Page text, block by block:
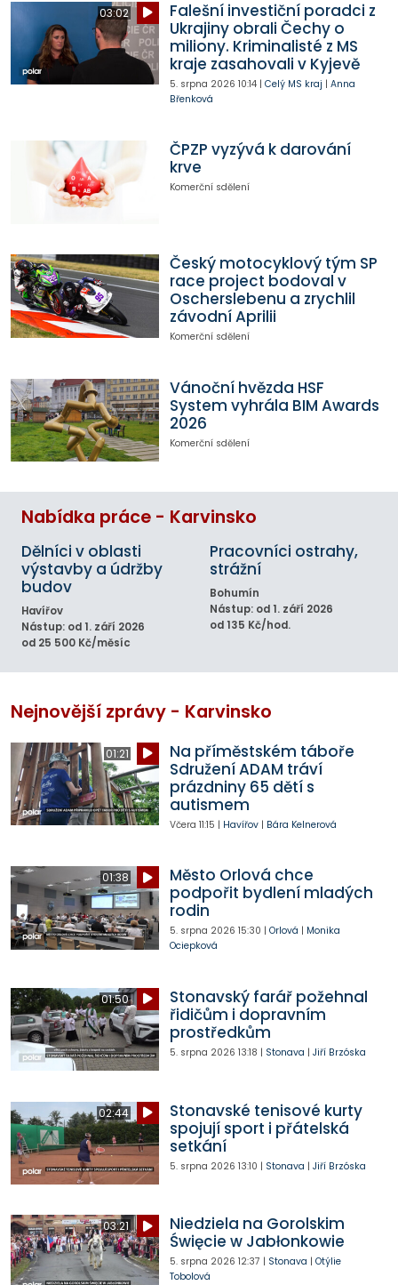
03:02
Falešní investiční poradci z
Ukrajiny obrali Čechy o
miliony. Kriminalisté z MS
kraje zasahovali v Kyjevě
5. srpna 2026 10:14| Celý MS kraj | Anna
Břenková
ČPZP vyzývá k darování
krve
Komerční sdělení
Český motocyklový tým SP
race project bodoval v
Oscherslebenu a zrychlil
závodní Aprilii
Komerční sdělení
Vánoční hvězda HSF
System vyhrála BIM Awards
2026
Komerční sdělení
Nabídka práce - Karvinsko
Dělníci v oblasti
výstavby a údržby
budov
Havířov
Nástup: od 1. září 2026
od 25 500 Kč/měsíc
Pracovníci ostrahy,
strážní
Bohumín
Nástup: od 1. září 2026
od 135 Kč/hod.
Nejnovější zprávy - Karvinsko
01:21
Na příměstském táboře
Sdružení ADAM tráví
prázdniny 65 dětí s
autismem
Včera 11:15 | Havířov| Bára Kelnerová
01:38
Město Orlová chce
podpořit bydlení mladých
rodin
5. srpna 2026 15:30 | Orlová | Monika
Ociepková
01:50
Stonavský farář požehnal
řidičům i dopravním
prostředkům
5. srpna 2026 13:18 | Stonava | Jiří Brzóska
02:44
Stonavské tenisové kurty
spojují sport i přátelská
setkání
5. srpna 2026 13:10 | Stonava | Jiří Brzóska
03:21
Niedziela na Gorolskim
Święcie w Jabłonkowie
5. srpna 2026 12:37 | Stonava | Otýlie
Tobolová